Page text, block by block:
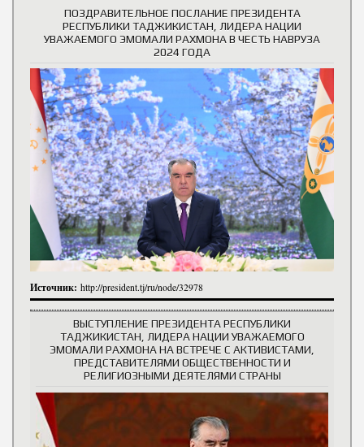
ПОЗДРАВИТЕЛЬНОЕ ПОСЛАНИЕ ПРЕЗИДЕНТА
РЕСПУБЛИКИ ТАДЖИКИСТАН, ЛИДЕРА НАЦИИ
УВАЖАЕМОГО ЭМОМАЛИ РАХМОНА В ЧЕСТЬ НАВРУЗА
2024 ГОДА
Источник: http://president.tj/ru/node/32978
ВЫСТУПЛЕНИЕ ПРЕЗИДЕНТА РЕСПУБЛИКИ
ТАДЖИКИСТАН, ЛИДЕРА НАЦИИ УВАЖАЕМОГО
ЭМОМАЛИ РАХМОНА НА ВСТРЕЧЕ С АКТИВИСТАМИ,
ПРЕДСТАВИТЕЛЯМИ ОБЩЕСТВЕННОСТИ И
РЕЛИГИОЗНЫМИ ДЕЯТЕЛЯМИ СТРАНЫ